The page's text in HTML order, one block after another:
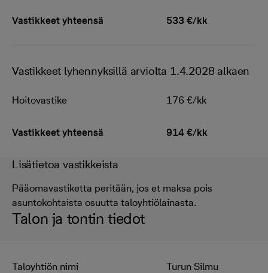
Vastikkeet yhteensä 533 €/kk
Vastikkeet lyhennyksillä arviolta 1.4.2028 alkaen
Hoitovastike 176 €/kk
Vastikkeet yhteensä 914 €/kk
Lisätietoa vastikkeista
Pääomavastiketta peritään, jos et maksa pois
asuntokohtaista osuutta taloyhtiölainasta.
Talon ja tontin tiedot
Taloyhtiön nimi
Turun Silmu